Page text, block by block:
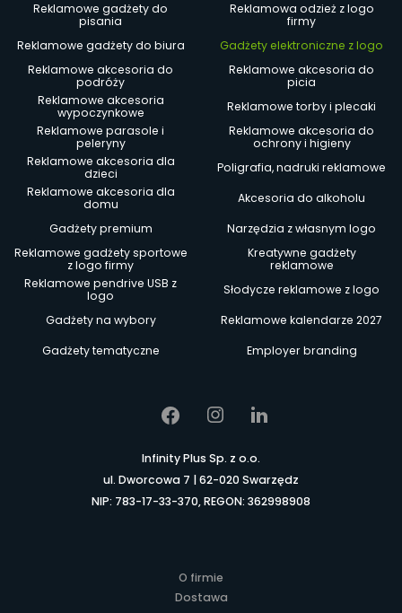
Reklamowe gadżety do
pisania
Reklamowa odzież z logo
firmy
Reklamowe gadżety do biura
Gadżety elektroniczne z logo
Reklamowe akcesoria do
podróży
Reklamowe akcesoria do
picia
Reklamowe akcesoria
wypoczynkowe
Reklamowe torby i plecaki
Reklamowe parasole i
peleryny
Reklamowe akcesoria do
ochrony i higieny
Reklamowe akcesoria dla
dzieci
Poligrafia, nadruki reklamowe
Reklamowe akcesoria dla
domu
Akcesoria do alkoholu
Gadżety premium
Narzędzia z własnym logo
Reklamowe gadżety sportowe
z logo firmy
Kreatywne gadżety
reklamowe
Reklamowe pendrive USB z
logo
Słodycze reklamowe z logo
Gadżety na wybory
Reklamowe kalendarze 2027
Gadżety tematyczne
Employer branding
Infinity Plus Sp. z o.o.
ul. Dworcowa 7 | 62-020 Swarzędz
NIP: 783-17-33-370, REGON: 362998908
O firmie
Dostawa